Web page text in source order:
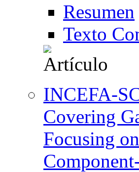
Resumen
Texto
INCEFA-
Covering
Focusing